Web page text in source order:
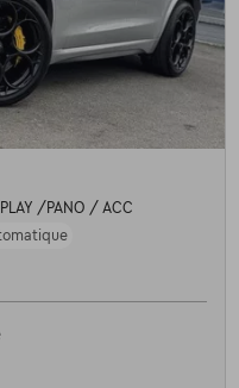
/PANO / ACC